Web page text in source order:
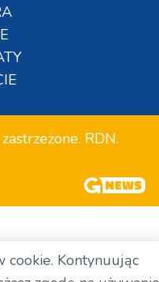
RDN.
cookie. Kontynuując